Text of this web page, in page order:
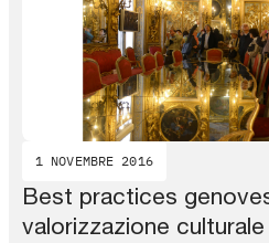
1 NOVEMBRE 2016
Best practices
valorizzazione